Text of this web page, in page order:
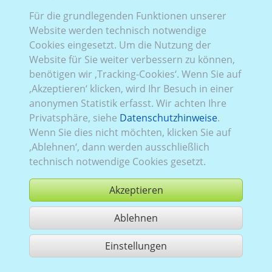
Rena_801 (2D/ 3D ): Baureihe 3, Facelift 2
(Frontantrieb)
2019–2024 Heckflügeltüren
Verglasung Linksverblecht, Rechts verblecht
, Heck
verglast
kaufen
1 Treffer teilen
Für die grundlegenden Funktionen unserer
Website werden technisch notwendige
Cookies eingesetzt. Um die Nutzung der
Website für Sie weiter verbessern zu können,
benötigen wir ‚Tracking-Cookies‘. Wenn Sie auf
‚Akzeptieren‘ klicken, wird Ihr Besuch in einer
anonymen Statistik erfasst. Wir achten Ihre
Privatsphäre, siehe Datenschutzhinweise.
Wenn Sie dies nicht möchten, klicken Sie auf
‚Ablehnen‘, dann werden ausschließlich
technisch notwendige Cookies gesetzt.
Akzeptieren
Ablehnen
Einstellungen